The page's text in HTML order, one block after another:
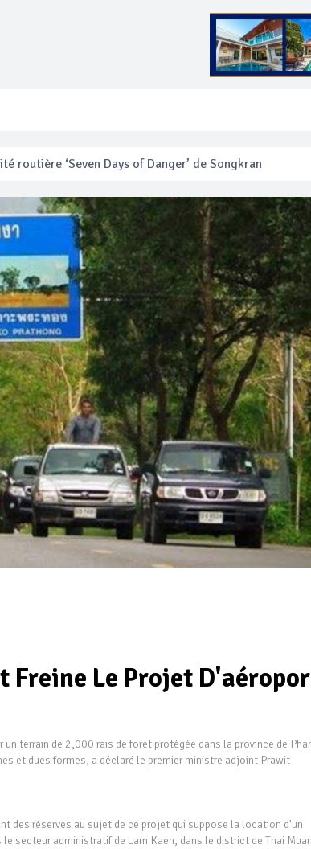
en se faisant arracher son collier en or
la sécurité pendant Songkran
prix des bateaux vers Koh Phi Phi et des excursions en
routière ‘Seven Days of Danger’ de Songkran
Le Projet
terrain de 2,000 rais de foret protégée dans la province de
et dues formes, a déclaré le premier ministre adjoint Prawit
des réserves au sujet de ce projet qui suppose la location d'un
secteur administratif de Lam Kaen, dans le district de Thai